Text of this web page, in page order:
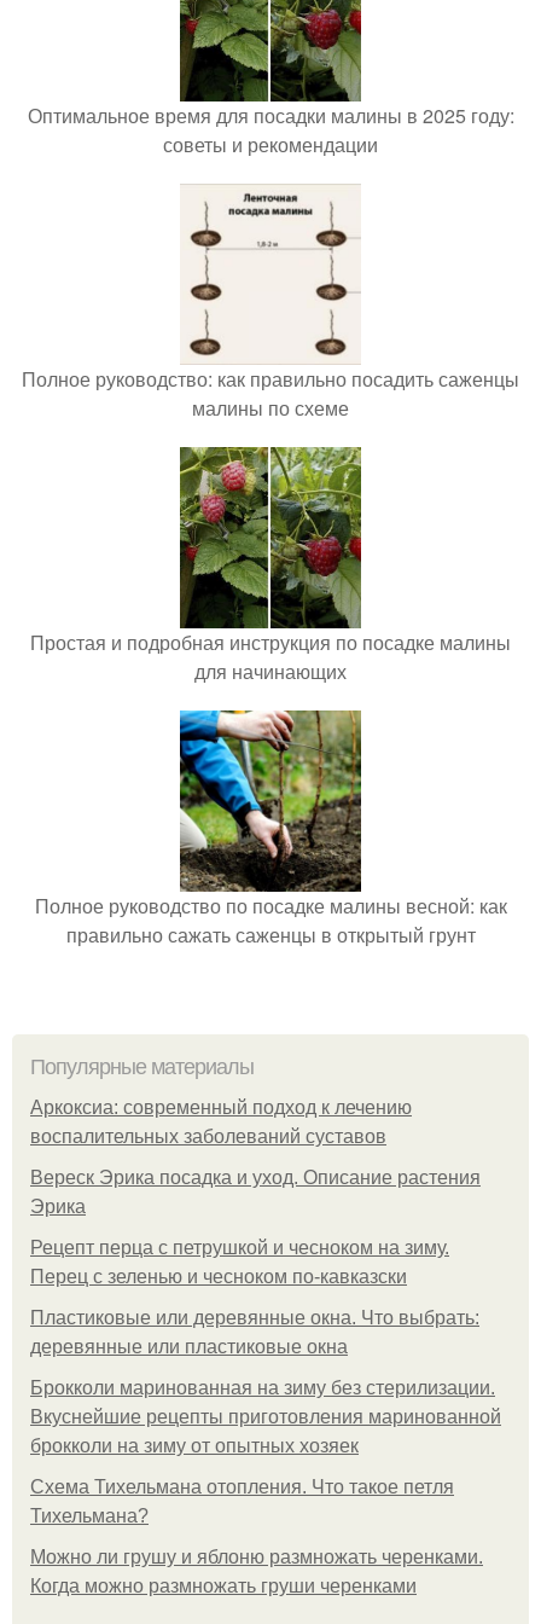
Оптимальное время для посадки малины в 2025 году:
советы и рекомендации
Полное руководство: как правильно посадить саженцы
малины по схеме
Простая и подробная инструкция по посадке малины
для начинающих
Полное руководство по посадке малины весной: как
правильно сажать саженцы в открытый грунт
Популярные материалы
Аркоксиа: современный подход к лечению
воспалительных заболеваний суставов
Вереск Эрика посадка и уход. Описание растения
Эрика
Рецепт перца с петрушкой и чесноком на зиму.
Перец с зеленью и чесноком по-кавказски
Пластиковые или деревянные окна. Что выбрать:
деревянные или пластиковые окна
Брокколи маринованная на зиму без стерилизации.
Вкуснейшие рецепты приготовления маринованной
брокколи на зиму от опытных хозяек
Схема Тихельмана отопления. Что такое петля
Тихельмана?
Можно ли грушу и яблоню размножать черенками.
Когда можно размножать груши черенками